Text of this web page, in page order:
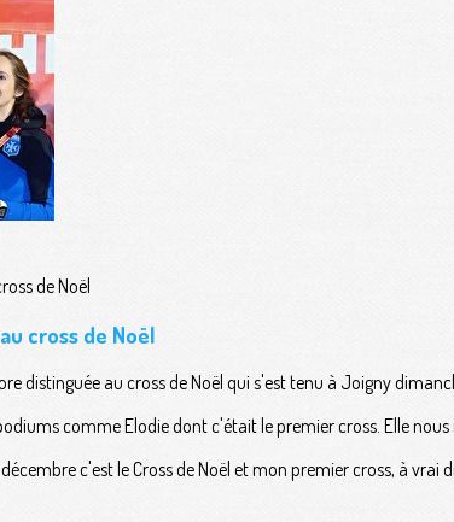
cross de Noël
distinguée au cross de Noël qui s'est tenu à Joigny
comme Elodie dont c'était le premier cross. Elle nous
c'est le Cross de Noël et mon premier cross, à